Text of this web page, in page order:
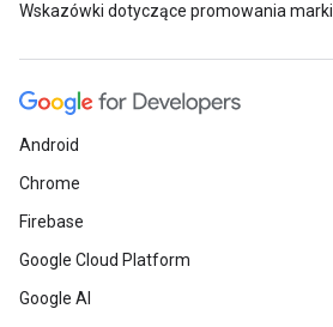
Wskazówki dotyczące promowania marki
Android
Chrome
Firebase
Google Cloud Platform
Google AI